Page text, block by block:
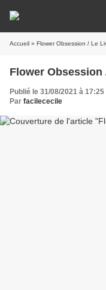
Accueil » Flower Obsession / Le
Flower Obsession
Publié le 31/08/2021 à 17:25
Par facilececile